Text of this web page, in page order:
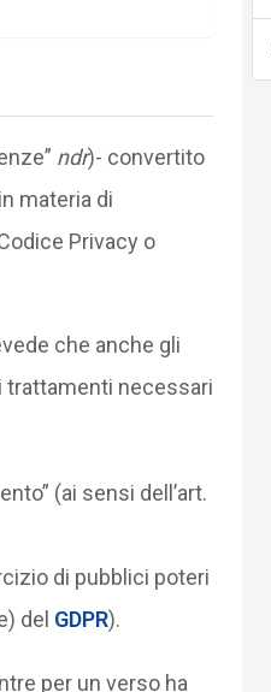
ndr)- convertito
materia di
Privacy o
che anche gli
trattamenti necessari
(ai sensi dell’art.
di pubblici poteri
del GDPR).
per un verso ha